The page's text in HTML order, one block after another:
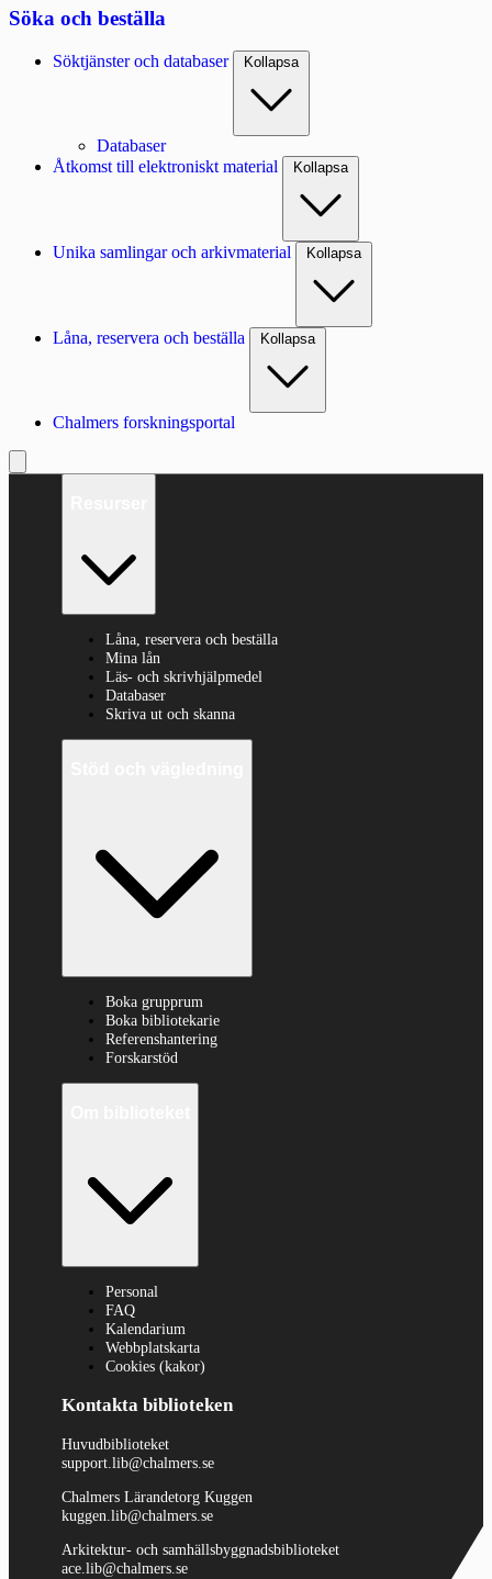
Söka och beställa
Söktjänster och databaser Kollapsa
Databaser
Åtkomst till elektroniskt material
Kollapsa
Unika samlingar och arkivmaterial Kollapsa
Låna, reservera och beställa Kollapsa
Chalmers forskningsportal
Låna, reservera och beställa
Mina lån
Läs- och skrivhjälpmedel
Databaser
Skriva ut och skanna
Boka grupprum
Boka bibliotekarie
Referenshantering
Forskarstöd
Personal
FAQ
Kalendarium
Webbplatskarta
Cookies (kakor)
Kontakta biblioteken
Huvudbiblioteket
support.lib@chalmers.se
Chalmers Lärandetorg Kuggen
kuggen.lib@chalmers.se
Arkitektur- och samhällsbyggnadsbiblioteket
ace.lib@chalmers.se